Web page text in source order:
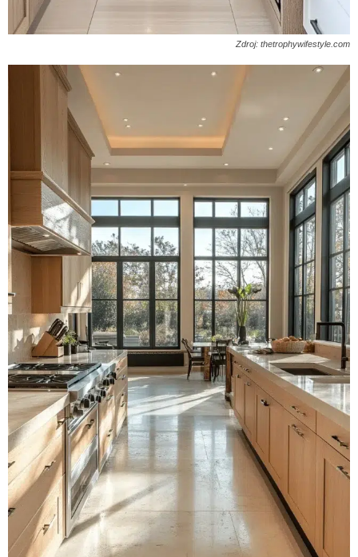
Zdroj: thetrophywifestyle.com